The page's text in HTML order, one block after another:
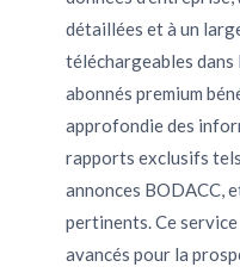
détaillées et à un
téléchargeables dans
abonnés premium
approfondie des
rapports exclusifs
annonces BODACC,
pertinents. Ce
avancés pour la